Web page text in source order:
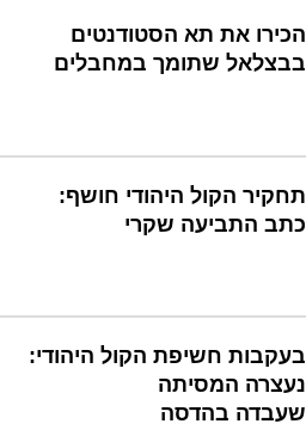
הכירו את תא הסטודנטים
בבצלאל שתומך במחבלים
תחקיר הקול היהודי חושף:
כתב התביעה שקרי
בעקבות חשיפת הקול היהודי:
נעצרה המסיתה
שעבדה בהדסה